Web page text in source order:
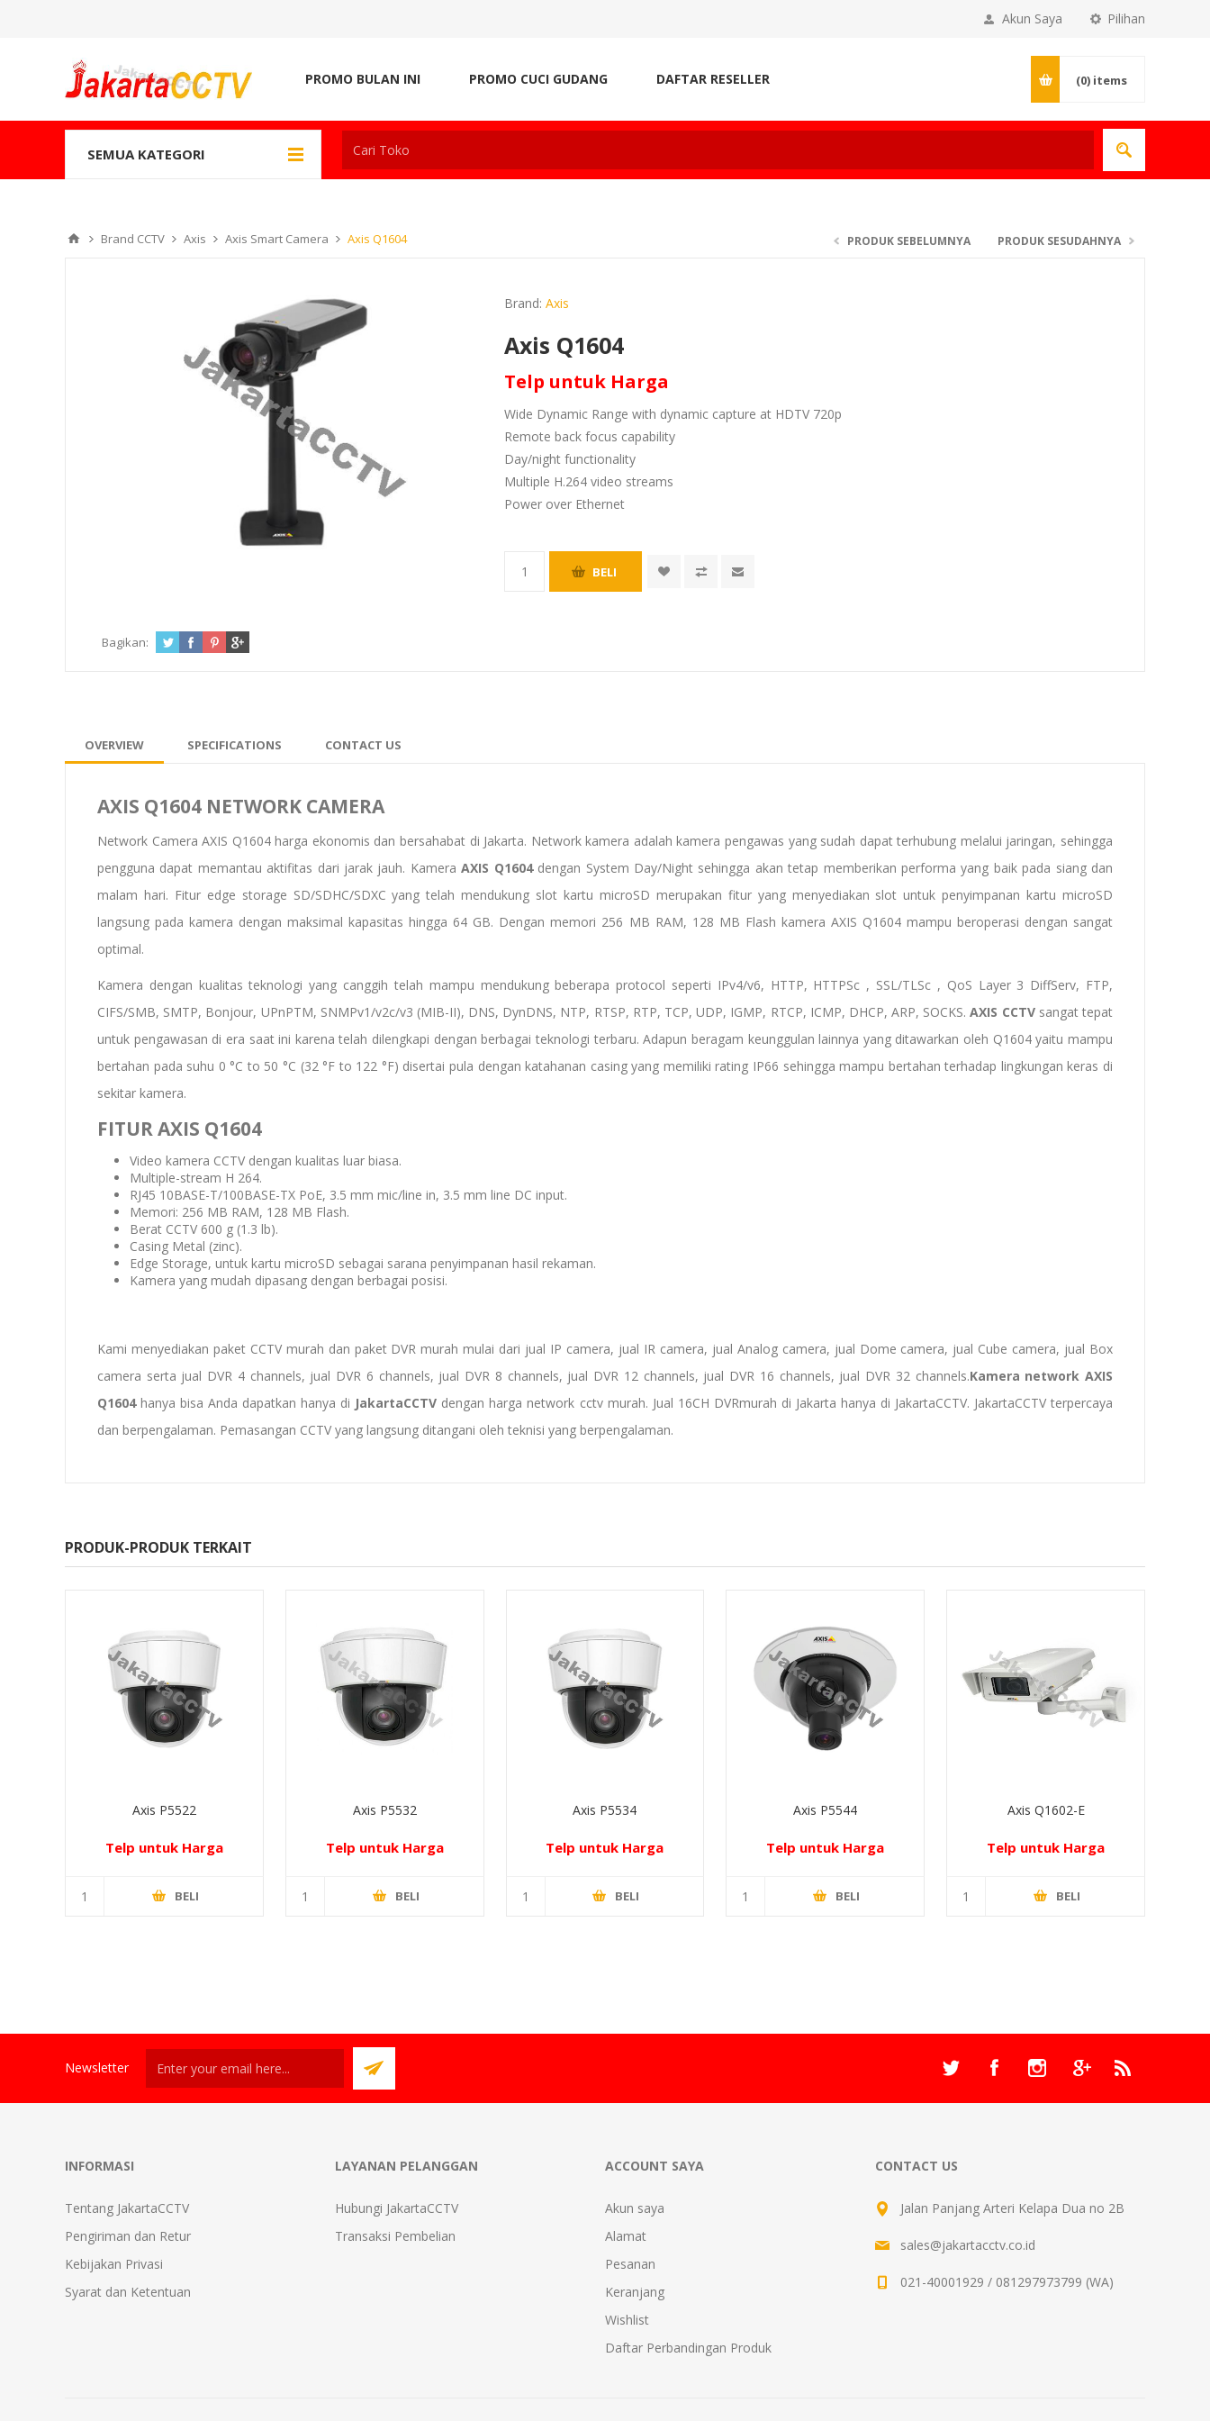
Pilihan
Akun Saya
PROMO BULAN INI PROMO CUCI GUDANG DAFTAR RESELLER (0) items
SEMUA KATEGORI
Brand CCTV Axis Axis Smart Camera Axis Q1604 PRODUK SEBELUMNYA PRODUK SESUDAHNYA
Brand: Axis
Axis Q1604
Telp untuk Harga
Wide Dynamic Range with dynamic capture at HDTV 720p
Remote back focus capability
Day/night functionality
Multiple H.264 video streams
Power over Ethernet
Bagikan:
OVERVIEW SPECIFICATIONS CONTACT US
AXIS Q1604 NETWORK CAMERA
Network Camera AXIS Q1604harga ekonomis dan bersahabat di Jakarta. Network kamera adalah kamera pengawas yang sudah dapat terhubung melalui jaringan, sehingga
pengguna dapat memantau aktifitas dari jarak jauh. KameraAXIS Q1604dengan System Day/Night sehingga akan tetap memberikan performa yang baik pada siang dan
malam hari. Fitur edge storage SD/SDHC/SDXC yang telah mendukung slot kartu microSD merupakan fitur yang menyediakan slot untuk penyimpanan kartu microSD
langsung pada kamera dengan maksimal kapasitas hingga 64 GB. Dengan memori 256 MB RAM, 128 MB Flash kamera AXIS Q1604 mampu beroperasi dengan sangat
optimal.
Kamera dengan kualitas teknologi yang canggih telah mampu mendukung beberapa protocol seperti IPv4/v6, HTTP, HTTPSc , SSL/TLSc , QoS Layer 3 DiffServ, FTP,
CIFS/SMB, SMTP, Bonjour, UPnPTM, SNMPv1/v2c/v3 (MIB-II), DNS, DynDNS, NTP, RTSP, RTP, TCP, UDP, IGMP, RTCP, ICMP, DHCP, ARP, SOCKS.AXIS CCTVsangat tepat
untuk pengawasan di era saat ini karena telah dilengkapi dengan berbagai teknologi terbaru. Adapun beragam keunggulan lainnya yang ditawarkan oleh Q1604 yaitu mampu
bertahan pada suhu 0 °C to 50 °C (32 °F to 122 °F) disertai pula dengan katahanan casing yang memiliki rating IP66 sehingga mampu bertahan terhadap lingkungan keras di
sekitar kamera.
FITUR AXIS Q1604
Video kamera CCTV dengan kualitas luar biasa.
Multiple-stream H 264.
RJ45 10BASE-T/100BASE-TX PoE, 3.5 mm mic/line in, 3.5 mm line DC input.
Memori: 256 MB RAM, 128 MB Flash.
Berat CCTV 600 g (1.3 lb).
Casing Metal (zinc).
Edge Storage, untuk kartu microSD sebagai sarana penyimpanan hasil rekaman.
Kamera yang mudah dipasang dengan berbagai posisi.
Kami menyediakan paket CCTV murah dan paket DVR murah mulai dari jual IP camera, jual IR camera, jual Analog camera, jual Dome camera, jual Cube camera, jual Box
camera serta jual DVR 4 channels, jual DVR 6 channels, jual DVR 8 channels, jual DVR 12 channels, jual DVR 16 channels, jual DVR 32 channels.Kamera network AXIS
Q1604hanya bisa Anda dapatkan hanya di JakartaCCTV dengan harga network cctv murah. Jual 16CH DVRmurah di Jakarta hanya di JakartaCCTV. JakartaCCTV terpercaya
dan berpengalaman. Pemasangan CCTV yang langsung ditangani oleh teknisi yang berpengalaman.
PRODUK-PRODUK TERKAIT
Axis P5522
Telp untuk Harga
BELI
Axis P5532
Telp untuk Harga
BELI
Axis P5534
Telp untuk Harga
BELI
Axis P5544
Telp untuk Harga
BELI
Axis Q1602-E
Telp untuk Harga
BELI
Newsletter
INFORMASI
Tentang JakartaCCTV
Pengiriman dan Retur
Kebijakan Privasi
Syarat dan Ketentuan
LAYANAN PELANGGAN
Hubungi JakartaCCTV
Transaksi Pembelian
ACCOUNT SAYA
Akun saya
Alamat
Pesanan
Keranjang
Wishlist
Daftar Perbandingan Produk
CONTACT US
Jalan Panjang Arteri Kelapa Dua no 2B
sales@jakartacctv.co.id
021-40001929 / 081297973799 (WA)